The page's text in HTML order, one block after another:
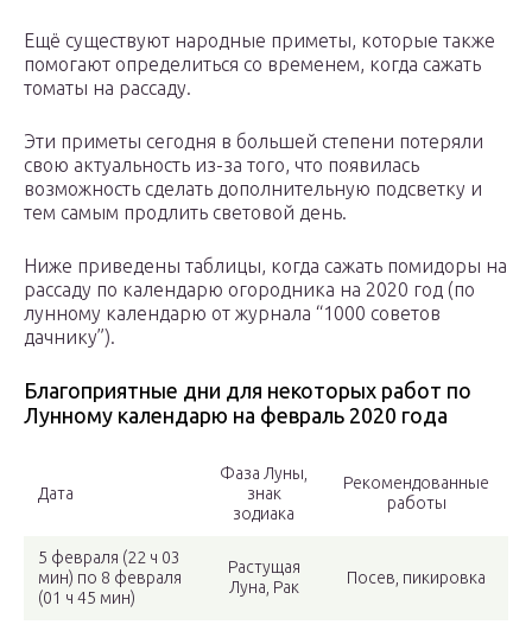
Ещё существуют народные приметы, которые также
помогают определиться со временем, когда сажать
томаты на рассаду.
Эти приметы сегодня в большей степени потеряли
свою актуальность из-за того, что появилась
возможность сделать дополнительную подсветку и
тем самым продлить световой день.
Ниже приведены таблицы, когда сажать помидоры на
рассаду по календарю огородника на 2020 год (по
лунному календарю от журнала “1000 советов
дачнику”).
Благоприятные дни для некоторых работ по
Лунному календарю на февраль 2020 года
Дата
Фаза Луны,
знак
зодиака
Рекомендованные
работы
5 февраля (22 ч 03
мин) по 8 февраля
(01 ч 45 мин)
Растущая
Луна, Рак
Посев, пикировка